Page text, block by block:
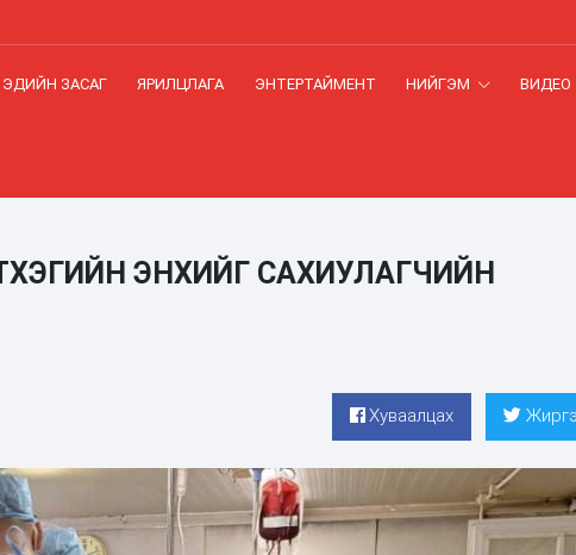
ЭДИЙН ЗАСАГ ЯРИЛЦЛАГА ЭНТЕРТАЙМЕНТ НИЙГЭМ ВИДЕО
ЭНХИЙГ САХИУЛАГЧИЙН
Хуваалцах